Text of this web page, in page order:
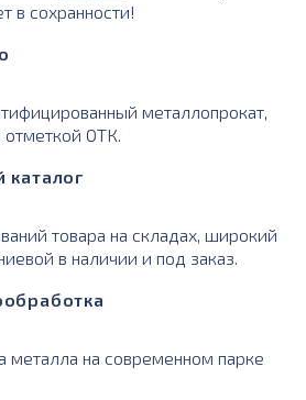
в сохранности!
металлопрокат,
отметкой ОТК.
каталог
товара на складах, широкий
в наличии и под заказ.
металла на современном парке